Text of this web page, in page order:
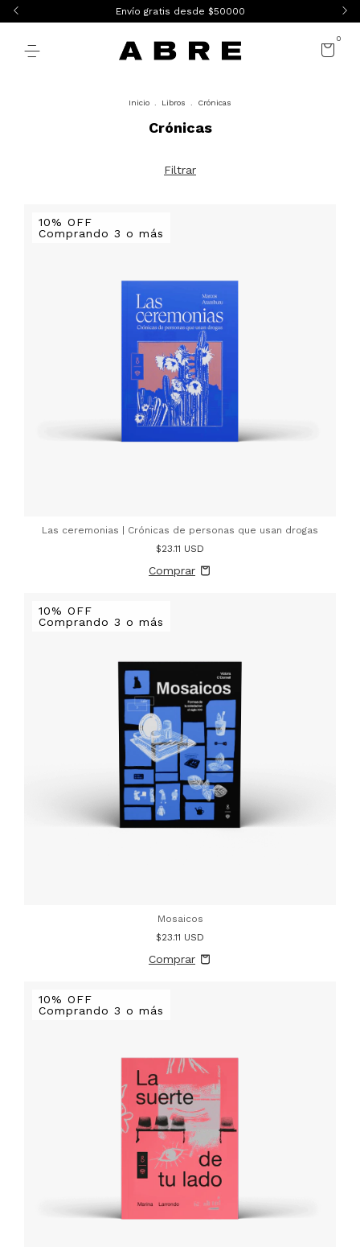
Envío gratis desde $50000
0
Inicio Libros Crónicas
Crónicas
Filtrar
10% OFF
Comprando 3 o más
Las ceremonias | Crónicas de personas que usan drogas
$23.11 USD
10% OFF
Comprando 3 o más
Mosaicos
$23.11 USD
10% OFF
Comprando 3 o más